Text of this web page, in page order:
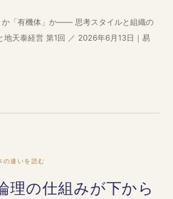
か「有機体」か―― 思考スタイルと組織の
地天泰経営 第1回 ／ 2026年6月13日｜易
の違いを読む
理の仕組みが下から